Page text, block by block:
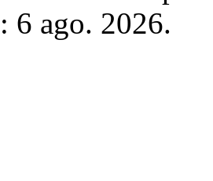
6 ago. 2026.